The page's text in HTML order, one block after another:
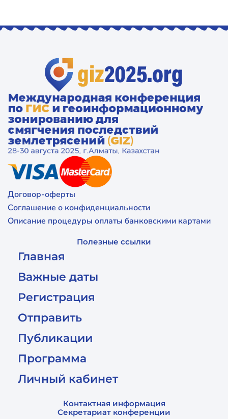
Договор-оферты
Соглашение о конфиденциальности
Описание процедуры оплаты банковскими картами
Полезные ссылки
Главная
Важные даты
Регистрация
Отправить
Публикации
Программа
Личный кабинет
Контактная информация
Секретариат конференции